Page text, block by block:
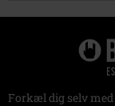
Forkæl dig selv med